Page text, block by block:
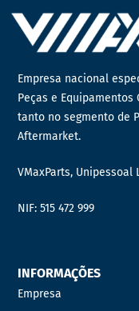
Empresa nacional
Peças e
tanto no segmento de
Aftermarket.
VMaxParts, Unipessoal
NIF: 515 472 999
INFORMAÇÕES
Empresa